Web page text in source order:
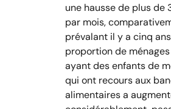
une hausse de plus
par mois,
prévalant il y a cinq
proportion de
ayant des enfants de
qui ont recours aux
alimentaires a